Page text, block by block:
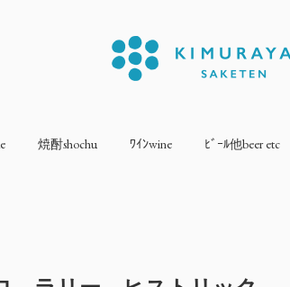
焼酎shochu ﾜｲﾝwine ﾋﾞｰﾙ他beer etc